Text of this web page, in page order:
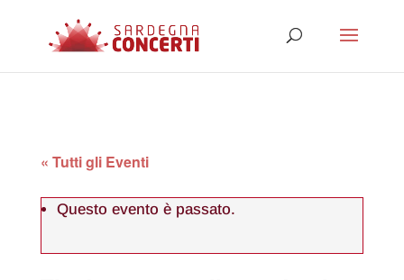
« Tutti gli Eventi
Questo evento è passato.